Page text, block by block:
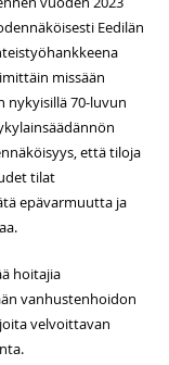
Eedilän
missään
nykyisillä 70-luvun
että tiloja
tilat
epävarmuutta ja
hoitajia
vanhustenhoidon
velvoittavan